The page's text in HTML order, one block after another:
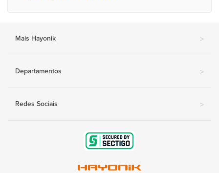
Mais Hayonik >
Departamentos >
Redes Sociais >